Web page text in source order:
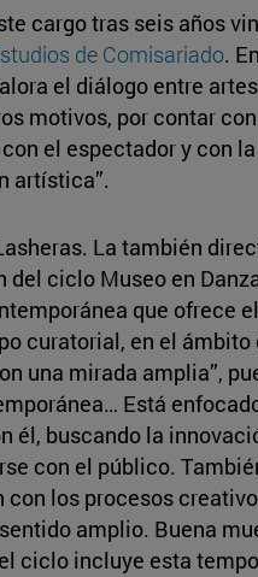
cargo tras seis años
de Comisariado.
el diálogo entre
motivos, por contar
el espectador y con
artística”.
La también
del ciclo Museo en
que ofrece
curatorial, en el
una mirada amplia”,
Está
él, buscando la
con el público.
los procesos
amplio. Buena
ciclo incluye esta